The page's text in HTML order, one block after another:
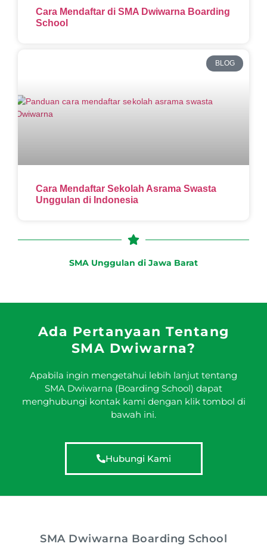
Cara Mendaftar di SMA Dwiwarna Boarding
School
BLOG
Cara Mendaftar Sekolah Asrama Swasta
Unggulan di Indonesia
SMA Unggulan di Jawa Barat
Ada Pertanyaan Tentang
SMA Dwiwarna?
Apabila ingin mengetahui lebih lanjut tentang
SMA Dwiwarna (Boarding School) dapat
menghubungi kontak kami dengan klik tombol di
bawah ini.
Hubungi Kami
SMA Dwiwarna Boarding School